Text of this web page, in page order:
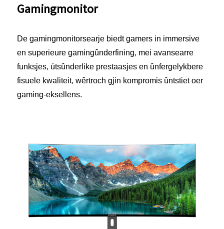
Gamingmonitor
De gamingmonitorsearje biedt gamers in immersive
en superieure gamingûnderfining, mei avansearre
funksjes, útsûnderlike prestaasjes en ûnfergelykbere
fisuele kwaliteit, wêrtroch gjin kompromis ûntstiet oer
gaming-eksellens.